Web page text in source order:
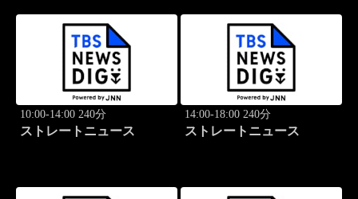
10:00-14:00 240分
ストレートニュース
14:00-18:00 240分
ストレートニュース